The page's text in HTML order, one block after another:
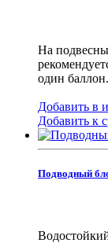
На
один баллон.
Добавить в
Добавить к
Подводный